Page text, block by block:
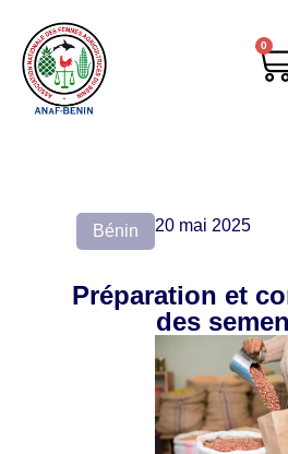
0
Bénin 20 mai 2025
Préparation et
des